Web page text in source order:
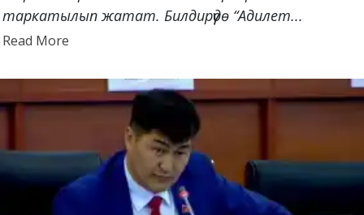
таркатылып жатат. Билдирүүдө “Адилет...
Read MoreRead
about